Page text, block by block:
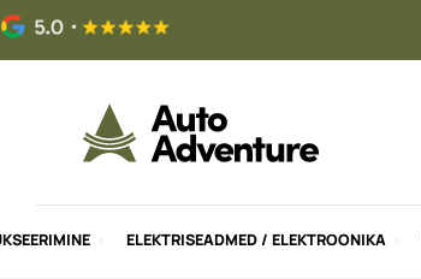
ELEKTRISEADMED / ELEKTROONIKA